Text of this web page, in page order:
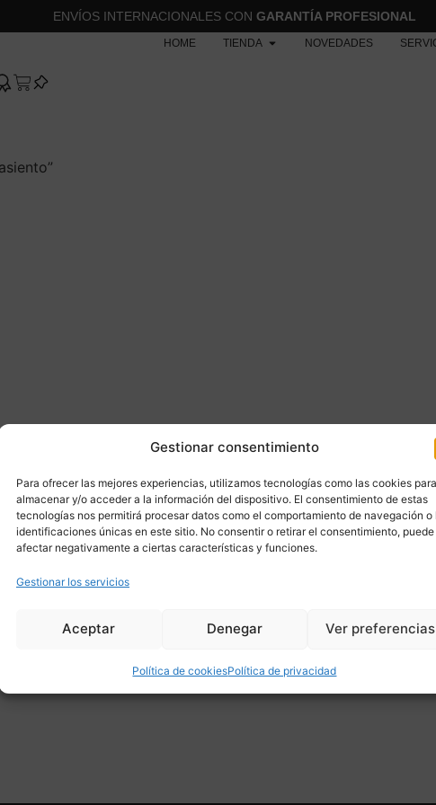
Gestionar consentimiento
Para ofrecer las mejores experiencias, utilizamos tecnologías como las cookies para
almacenar y/o acceder a la información del dispositivo. El consentimiento de estas
tecnologías nos permitirá procesar datos como el comportamiento de navegación o
identificaciones únicas en este sitio. No consentir o retirar el consentimiento, puede
afectar negativamente a ciertas características y funciones.
Gestionar los servicios
Aceptar Denegar Ver preferencias
Política de cookiesPolítica de privacidad
ENVÍOS INTERNACIONALES CON GARANTÍA PROFESIONAL
HOME TIENDA NOVEDADES